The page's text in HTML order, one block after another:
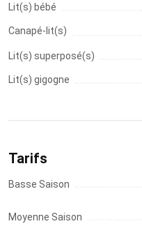
Lit(s) bébé
Canapé-lit(s)
Lit(s) superposé(s)
Lit(s) gigogne
Tarifs
Basse Saison
Moyenne Saison